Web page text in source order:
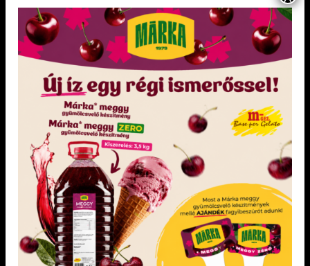
KONCENTRÁTUMOK LAKOSSÁGI KISZERELÉSBEN
„mentes” zöldalma
koncentrátum0,25 kg
Adagolás: 25 g / l Vegán, csökkentett
cukortartalommal, tej- és
pálmaolajmentes
KEDVENCEM!
KONCENTRÁTUMOK LAKOSSÁGI KISZERELÉSBEN
Natúr pisztácia krém 180 g
Adagolása 80 – 100 g/ liter A termék új
kiszerelése 180 g.
KEDVENCEM!
KEDVENCEM! KEDVENCEM!